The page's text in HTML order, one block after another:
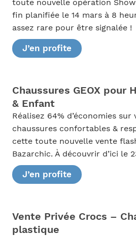
toute nouvelle opération
fin planifiée le 14 mars à 8
assez rare pour être signalée !
J’en profite
Chaussures GEOX pour
& Enfant
Réalisez 64% d’économies sur
chaussures confortables &
cette toute nouvelle vente
Bazarchic. À découvrir d’ici le
J’en profite
Vente Privée Crocs –
plastique